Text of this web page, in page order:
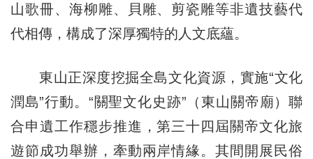
山歌冊、海柳雕、貝雕、剪瓷雕等非遺技藝代
代相傳，構成了深厚獨特的人文底蘊。
東山正深度挖掘全島文化資源，實施“文化
潤島”行動。“關聖文化史跡”（東山關帝廟）聯
合申遺工作穩步推進，第三十四屆關帝文化旅
遊節成功舉辦，牽動兩岸情緣。其間開展民俗